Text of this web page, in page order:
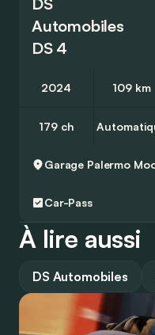
Automobiles
DS 4
2024 109 km
179 ch
Garage Palermo
Car-Pass
À lire aussi
DS Automobiles